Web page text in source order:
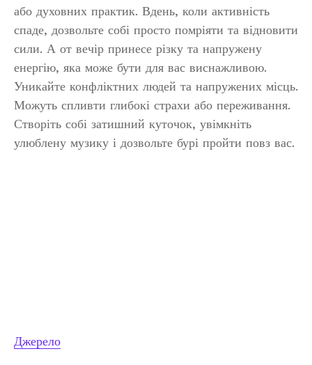
або духовних практик. Вдень, коли активність
спаде, дозвольте собі просто помріяти та відновити
сили. А от вечір принесе різку та напружену
енергію, яка може бути для вас виснажливою.
Уникайте конфліктних людей та напружених місць.
Можуть спливти глибокі страхи або переживання.
Створіть собі затишний куточок, увімкніть
улюблену музику і дозвольте бурі пройти повз вас.
Джерело